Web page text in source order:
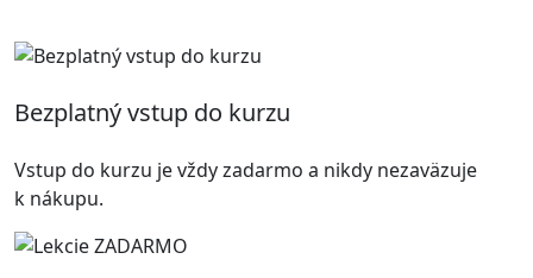
Bezplatný vstup do kurzu
Vstup do kurzu je vždy zadarmo a nikdy nezaväzuje
k nákupu.